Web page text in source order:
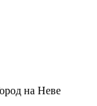
на Неве